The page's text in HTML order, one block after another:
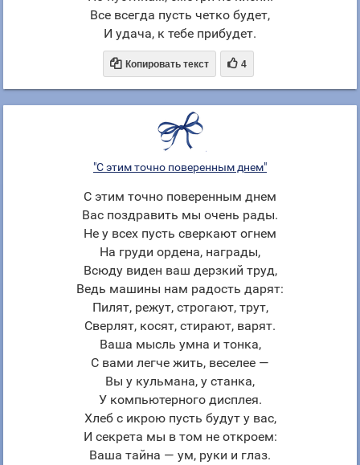
Все всегда пусть четко будет,
И удача, к тебе прибудет.
 Копировать текст  4
"С этим точно поверенным днем"
С этим точно поверенным днем
Вас поздравить мы очень рады.
Не у всех пусть сверкают огнем
На груди ордена, награды,
Всюду виден ваш дерзкий труд,
Ведь машины нам радость дарят:
Пилят, режут, строгают, трут,
Сверлят, косят, стирают, варят.
Ваша мысль умна и тонка,
С вами легче жить, веселее —
Вы у кульмана, у станка,
У компьютерного дисплея.
Хлеб с икрою пусть будут у вас,
И секрета мы в том не откроем:
Ваша тайна — ум, руки и глаз.